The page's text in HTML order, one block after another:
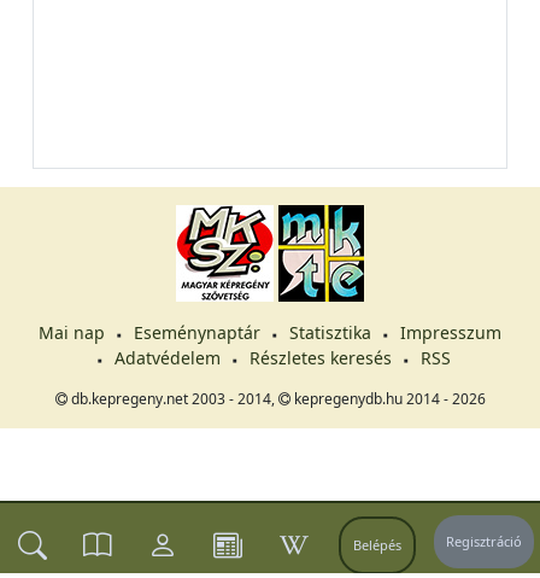
Belépés Regisztráció
Mai nap Eseménynaptár Statisztika
Impresszum
Adatvédelem
Részletes keresés RSS
db.kepregeny.net 2003 - 2014, kepregenydb.hu 2014 - 2026